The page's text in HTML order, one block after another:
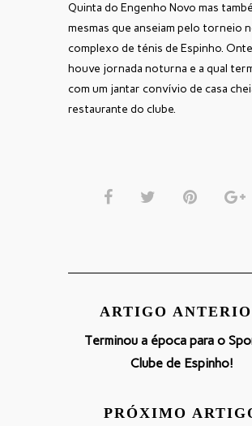
Quinta do Engenho Novo mas
mesmas que anseiam pelo torneio
complexo de ténis de Espinho.
houve jornada noturna e a qual
com um jantar convívio de casa
restaurante do clube.
ARTIGO
Terminou a época para o
Clube de Espinho!
PRÓXIMO